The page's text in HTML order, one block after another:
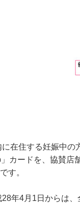
に在住する妊娠中の
カードを、協賛店
す。
28年4月1日からは